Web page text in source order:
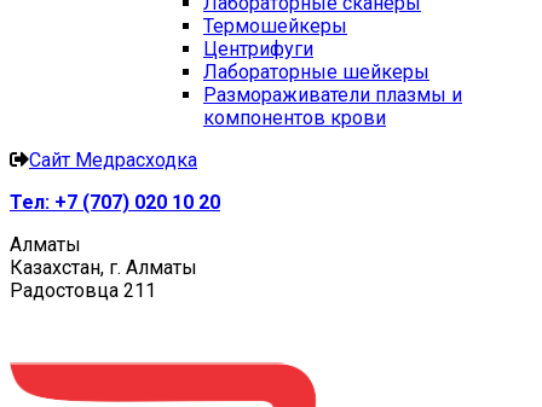
Термошейкеры
Центрифуги
Лабораторные шейкеры
Размораживатели плазмы и
компонентов крови
Сайт Медрасходка
Тел: +7 (707) 020 10 20
Алматы
Казахстан, г. Алматы
Радостовца 211